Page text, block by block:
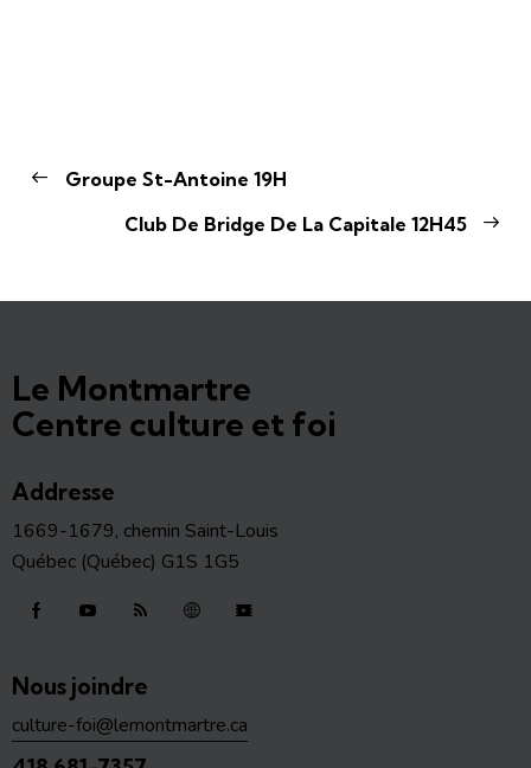
Groupe St-Antoine 19H
Club De Bridge De La Capitale 12H45
Le Montmartre
Centre culture et foi
Addresse
1669-1679, chemin Saint-Louis
Québec (Québec) G1S 1G5
Nous joindre
culture-foi@lemontmartre.ca